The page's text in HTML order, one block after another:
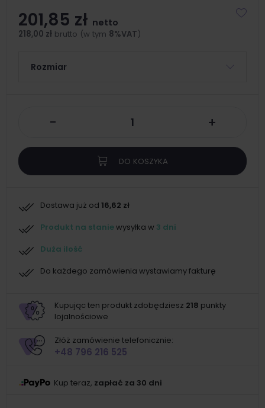
201,85 zł netto
218,00 zł brutto (w tym 8%VAT)
Rozmiar
- +
DO KOSZYKA
Dostawa już od 16,62 zł
Produkt na staniewysyłka w 3 dni
Duża ilość
Do każdego zamówienia wystawiamy fakturę
Kupując ten produkt zdobędziesz 218 punkty
lojalnościowe
Złóż zamówienie telefonicznie:
+48 796 216 525
Kup teraz, zapłać za 30 dni